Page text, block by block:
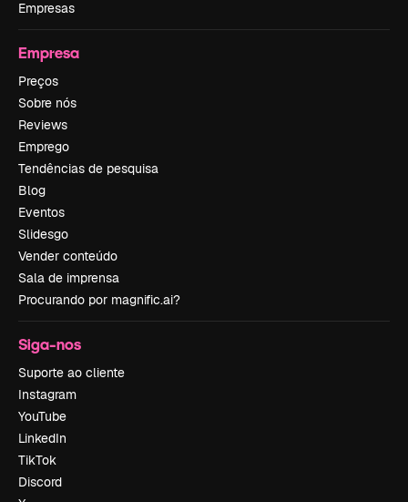
Empresas
Empresa
Preços
Sobre nós
Reviews
Emprego
Tendências de pesquisa
Blog
Eventos
Slidesgo
Vender conteúdo
Sala de imprensa
Procurando por magnific.ai?
Siga-nos
Suporte ao cliente
Instagram
YouTube
LinkedIn
TikTok
Discord